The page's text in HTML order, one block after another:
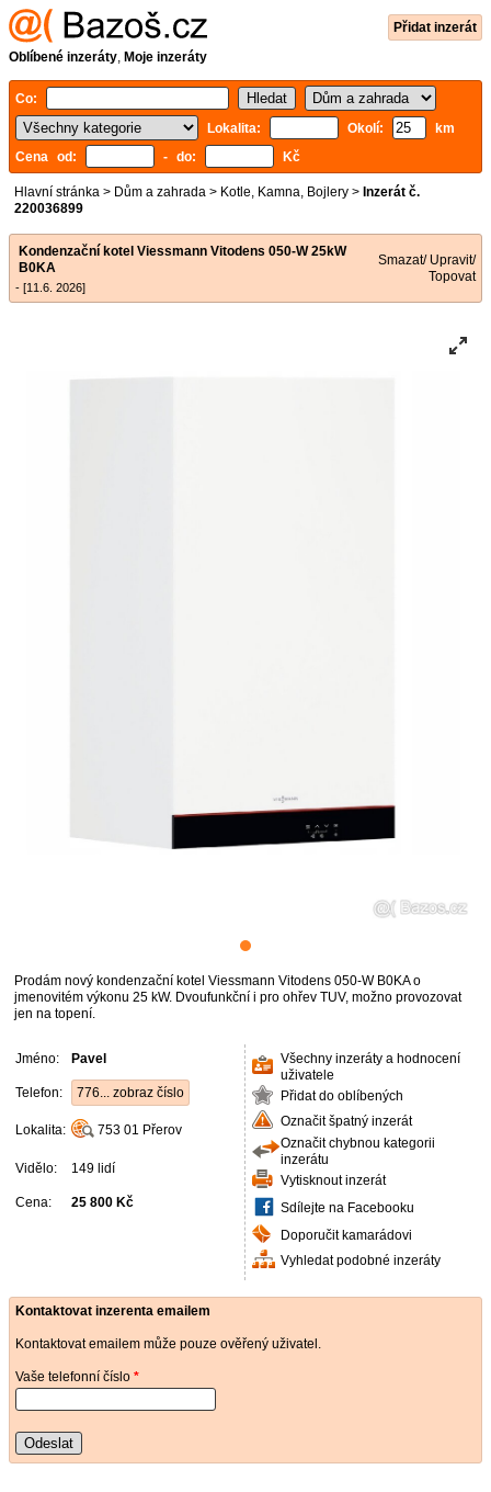
Přidat inzerát
Oblíbené inzeráty, Moje inzeráty
Co:
Lokalita:
Okolí:
km
Cena od:
- do: Kč
Hlavní stránka > Dům a zahrada > Kotle, Kamna, Bojlery > Inzerát č.
220036899
Kondenzační kotel Viessmann Vitodens 050-W 25kW
B0KA
- [11.6. 2026]
Smazat/ Upravit/
Topovat
Prodám nový kondenzační kotel Viessmann Vitodens 050-W B0KA o
jmenovitém výkonu 25 kW. Dvoufunkční i pro ohřev TUV, možno provozovat
jen na topení.
Jméno: Pavel
Telefon: 776... zobraz číslo
Lokalita: 753 01 Přerov
Vidělo: 149 lidí
Cena: 25 800 Kč
Všechny inzeráty a hodnocení
uživatele
Přidat do oblíbených
Označit špatný inzerát
Označit chybnou kategorii
inzerátu
Vytisknout inzerát
Sdílejte na Facebooku
Doporučit kamarádovi
Vyhledat podobné inzeráty
Kontaktovat inzerenta emailem
Kontaktovat emailem může pouze ověřený uživatel.
Vaše telefonní číslo *
Odeslat